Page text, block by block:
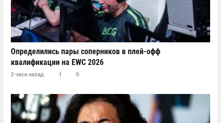
Определились пары соперников в плей-офф
квалификации на EWC 2026
2 часа назад 1 0